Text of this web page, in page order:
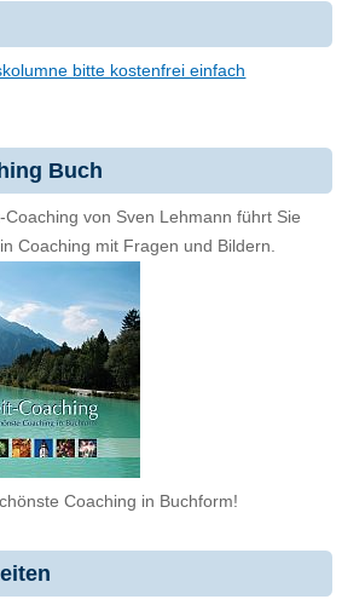
bitte kostenfrei einfach
Buch
Coaching von Sven Lehmann führt Sie
Coaching mit Fragen und Bildern.
Coaching in Buchform!